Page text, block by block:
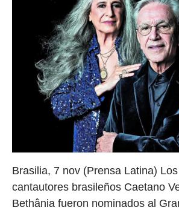
Brasilia, 7 nov (Prensa Latina)
cantautores brasileños Caetano
Bethânia fueron nominados al